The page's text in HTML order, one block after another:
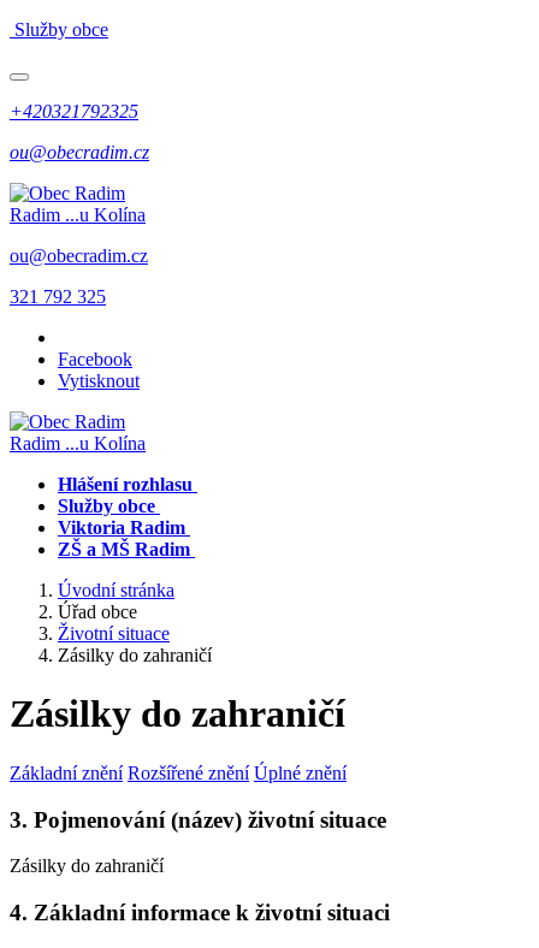
Služby obce
+420321792325
ou@obecradim.cz
Radim ...u Kolína
ou@obecradim.cz
321 792 325
Facebook
Vytisknout
Radim ...u Kolína
Hlášení rozhlasu
Služby obce
Viktoria Radim
ZŠ a MŠ Radim
Úvodní stránka
Úřad obce
Životní situace
Zásilky do zahraničí
Zásilky do zahraničí
Základní znění Rozšířené znění Úplné znění
3. Pojmenování (název) životní situace
Zásilky do zahraničí
4. Základní informace k životní situaci